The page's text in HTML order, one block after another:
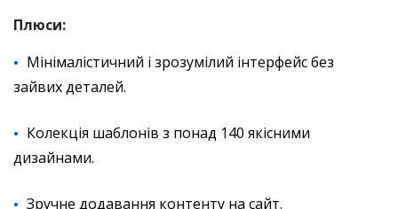
Плюси:
Мінімалістичний і зрозумілий інтерфейс без
зайвих деталей.
Колекція шаблонів з понад 140 якісними
дизайнами.
Зручне додавання контенту на сайт.